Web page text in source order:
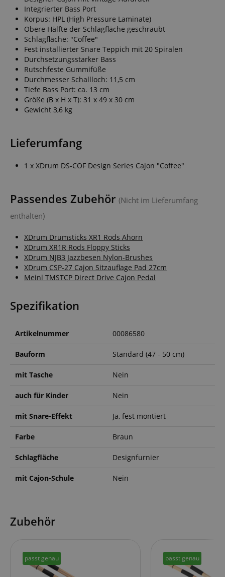
Integrierter Bass Port
Korpus: HPL (High Pressure Laminate)
Obere Hälfte der Schlagfläche geschraubt
Schlagfläche: "Coffee"
Fest installierter Snare Teppich mit 20 Spiralen
Durchsetzungsstarker Bass
Rutschfeste Gummifüße
Durchmesser Schallloch: 11,5 cm
Tiefe Bass Port: ca. 13 cm
Größe (B x H x T): 31 x 49 x 30 cm
Gewicht 3,6 kg
Lieferumfang
1 x XDrum DS-COF Design Series Cajon "Coffee"
Passendes Zubehör (Nicht im Lieferumfang
enthalten)
XDrum Drumsticks XR1 Rods Ahorn
XDrum XR1R Rods Floppy Sticks
XDrum NJB3 Jazzbesen Nylon-Brushes
XDrum CSP-27 Cajon Sitzauflage Pad 27cm
Meinl TMSTCP Direct Drive Cajon Pedal
Spezifikation
Artikelnummer 00086580
Bauform Standard (47 - 50 cm)
mit Tasche Nein
auch für Kinder Nein
mit Snare-Effekt Ja, fest montiert
Farbe Braun
Schlagfläche Designfurnier
mit Cajon-Schule Nein
Zubehör
passt genau passt genau